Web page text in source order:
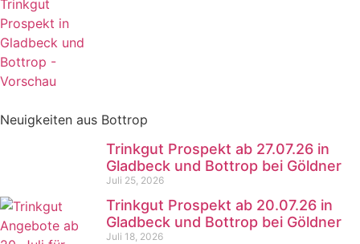
Neuigkeiten aus Bottrop
Trinkgut Prospekt ab 27.07.26 in
Gladbeck und Bottrop bei Göldner
Juli 25, 2026
Trinkgut Prospekt ab 20.07.26 in
Gladbeck und Bottrop bei Göldner
Juli 18, 2026